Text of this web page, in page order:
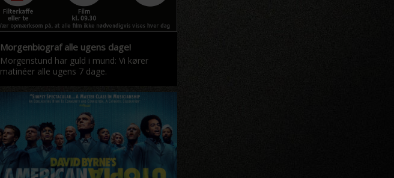
Morgenbiograf alle ugens dage!
Morgenstund har guld i mund: Vi kører
matinéer alle ugens 7 dage.